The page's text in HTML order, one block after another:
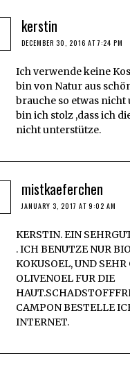
kerstin
DECEMBER 30, 2016 AT 7:24 PM
Ich verwende keine
bin von Natur aus
brauche so etwas
bin ich stolz ,dass ich
nicht unterstütze.
mistkaeferchen
JANUARY 3, 2017 AT 9:02 AM
KERSTIN. EIN
. ICH BENUTZE NUR BIO
KOKUSOEL, UND SEHR
OLIVENOEL FUR DIE
CAMPON BESTELLE
INTERNET.